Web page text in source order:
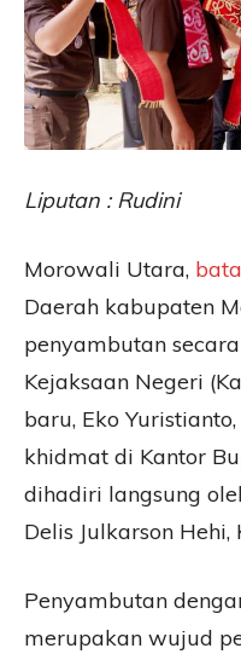
Liputan : Rudini
Morowali Utara,
Daerah kabupaten
penyambutan
Kejaksaan Negeri
baru, Eko
khidmat di Kantor
dihadiri langsung
Delis Julkarson
Penyambutan
merupakan wujud